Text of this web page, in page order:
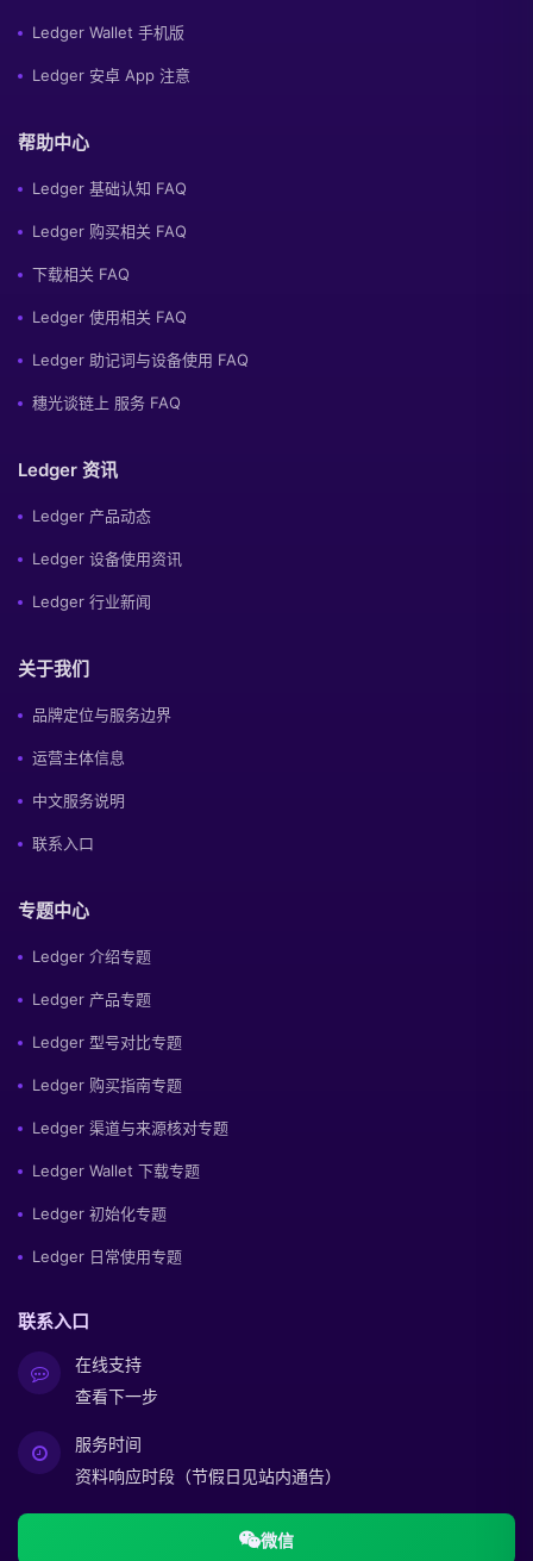
Ledger Wallet 手机版
Ledger 安卓 App 注意
帮助中心
Ledger 基础认知 FAQ
Ledger 购买相关 FAQ
下载相关 FAQ
Ledger 使用相关 FAQ
Ledger 助记词与设备使用 FAQ
穗光谈链上 服务 FAQ
Ledger 资讯
Ledger 产品动态
Ledger 设备使用资讯
Ledger 行业新闻
关于我们
品牌定位与服务边界
运营主体信息
中文服务说明
联系入口
专题中心
Ledger 介绍专题
Ledger 产品专题
Ledger 型号对比专题
Ledger 购买指南专题
Ledger 渠道与来源核对专题
Ledger Wallet 下载专题
Ledger 初始化专题
Ledger 日常使用专题
联系入口
在线支持
查看下一步
服务时间
资料响应时段（节假日见站内通告）
微信